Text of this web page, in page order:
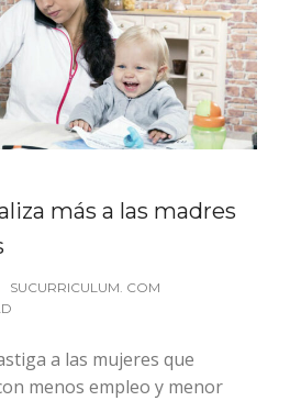
más a las madres
SUCURRICULUM. COM
a las mujeres que
menos empleo y menor